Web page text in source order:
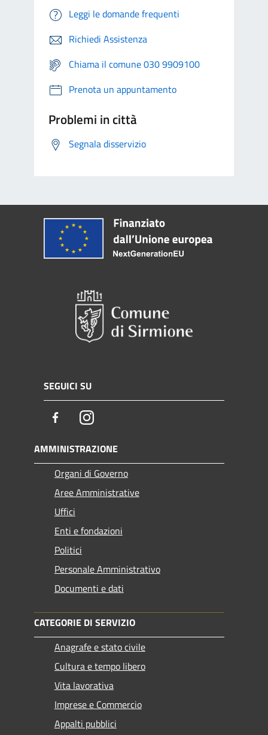
Leggi le domande frequenti
Richiedi Assistenza
Chiama il comune 030 9909100
Prenota un appuntamento
Problemi in città
Segnala disservizio
SEGUICI SU
FacebookInstagram
AMMINISTRAZIONE
Organi di Governo
Aree Amministrative
Uffici
Enti e fondazioni
Politici
Personale Amministrativo
Documenti e dati
CATEGORIE DI SERVIZIO
Anagrafe e stato civile
Cultura e tempo libero
Vita lavorativa
Imprese e Commercio
Appalti pubblici